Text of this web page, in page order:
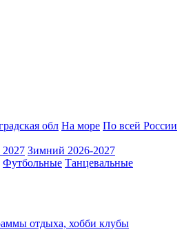
обл На море По всей России
Зимний 2026-2027
Футбольные Танцевальные
отдыха, хобби клубы